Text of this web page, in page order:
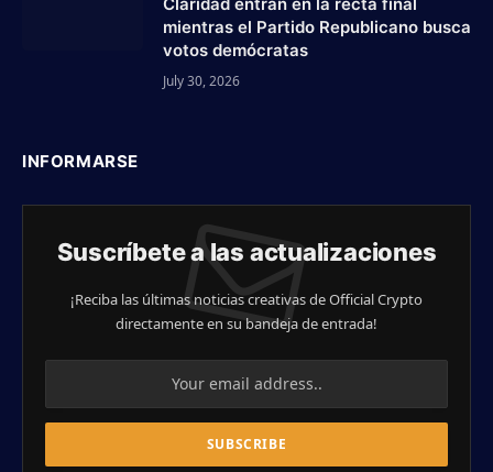
mientras el Partido Republicano busca
votos demócratas
July 30, 2026
INFORMARSE
Suscríbete a las actualizaciones
¡Reciba las últimas noticias creativas de Official Crypto
directamente en su bandeja de entrada!